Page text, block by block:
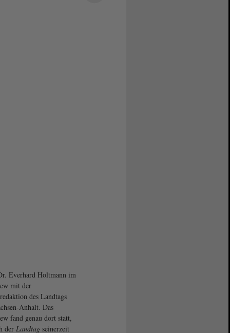
Everhard Holtmann im
mit der
des Landtags
Anhalt. Das
fand genau dort statt,
der Landtagseinerzeit